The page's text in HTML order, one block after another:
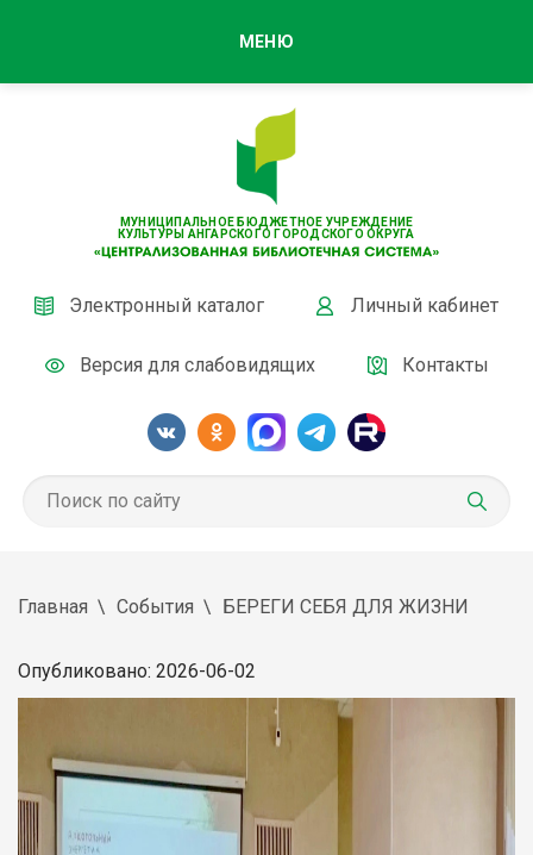
МУНИЦИПАЛЬНОЕ БЮДЖЕТНОЕ УЧРЕЖДЕНИЕ
КУЛЬТУРЫ АНГАРСКОГО ГОРОДСКОГО ОКРУГА
Электронный каталог Личный кабинет
Версия для слабовидящих Контакты
МЕНЮ
Главная События БЕРЕГИ СЕБЯ ДЛЯ ЖИЗНИ
Опубликовано: 2026-06-02